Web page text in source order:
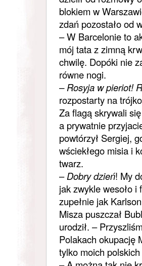
blokiem w
zdań pozostało od
– W Barcelonie to
mój tata z zimną
chwilę. Dopóki nie
równe nogi.
– Rosyja w pieriot!
rozpostarty na
Za flagą skrywali
a prywatnie
powtórzył Sergiej,
wściekłego misia i
twarz.
–Dobry dzień! My
jak zwykle wesoło i
zupełnie jak
Misza puszczał
urodził. –
Polakach okupację
tylko moich polskich